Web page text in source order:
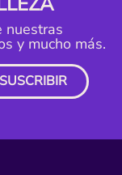
nuestras
y mucho más.
SUSCRIBIR